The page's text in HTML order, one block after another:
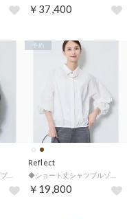
￥37,400
Reflect
◆ショート丈シャツブルゾン （ホワイト(001)）
￥19,800
予約